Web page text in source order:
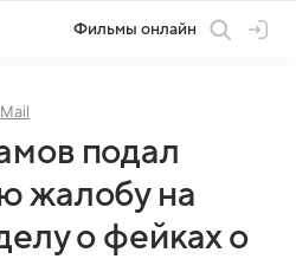
Фильмы онлайн
подал
жалобу на
о фейках о